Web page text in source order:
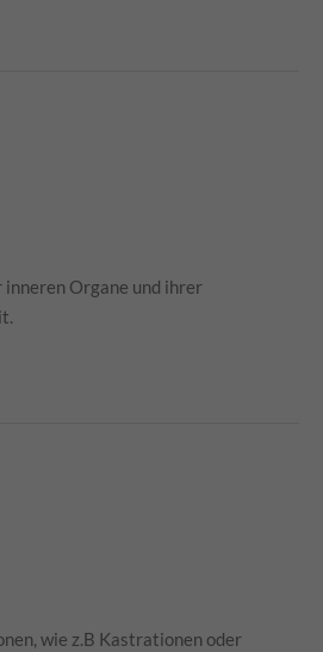
inneren Organe und ihrer
wie z.B Kastrationen oder